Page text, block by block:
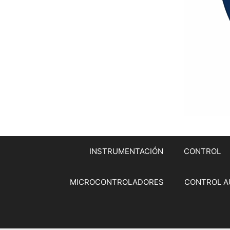
INSTRUMENTACIÓN CONTROL
MICROCONTROLADORES CONTROL